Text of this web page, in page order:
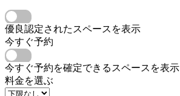
優良認定されたスペースを表示
今すぐ予約
今すぐ予約を確定できるスペースを表示
料金を選ぶ